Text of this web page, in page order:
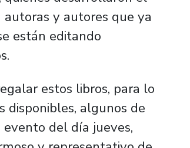
y autores que ya
están editando
estos libros, para lo
disponibles, algunos de
del día jueves,